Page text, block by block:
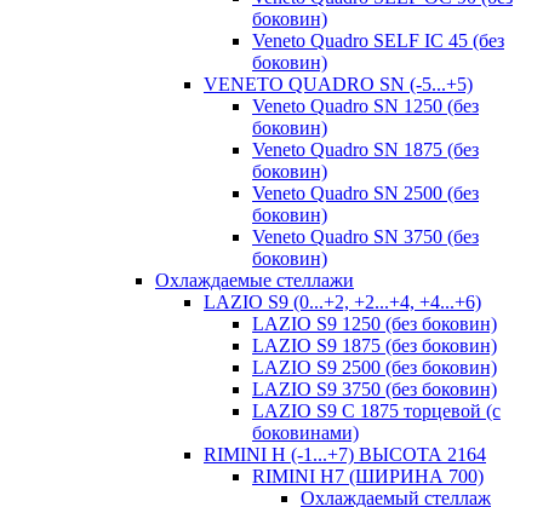
боковин)
Veneto Quadro SELF IC 45 (без
боковин)
VENETO QUADRO SN (-5...+5)
Veneto Quadro SN 1250 (без
боковин)
Veneto Quadro SN 1875 (без
боковин)
Veneto Quadro SN 2500 (без
боковин)
Veneto Quadro SN 3750 (без
боковин)
Охлаждаемые стеллажи
LAZIO S9 (0...+2, +2...+4, +4...+6)
LAZIO S9 1250 (без боковин)
LAZIO S9 1875 (без боковин)
LAZIO S9 2500 (без боковин)
LAZIO S9 3750 (без боковин)
LAZIO S9 C 1875 торцевой (с
боковинами)
RIMINI H (-1...+7) ВЫСОТА 2164
RIMINI H7 (ШИРИНА 700)
Охлаждаемый стеллаж